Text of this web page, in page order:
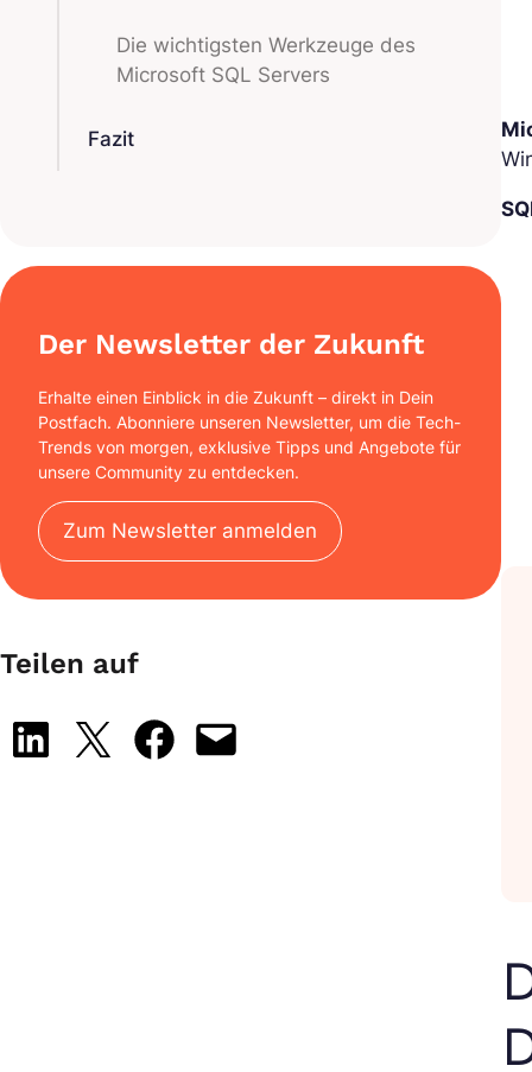
Die wichtigsten Werkzeuge des
Microsoft SQL Servers
Fazit
Der Newsletter der Zukunft
Erhalte einen Einblick in die Zukunft – direkt in Dein
Postfach. Abonniere unseren Newsletter, um die Tech-
Trends von morgen, exklusive Tipps und Angebote für
unsere Community zu entdecken.
Zum Newsletter anmelden
Teilen auf
Share on LinkedIn
Share on X Share on Facebook
Email this Page